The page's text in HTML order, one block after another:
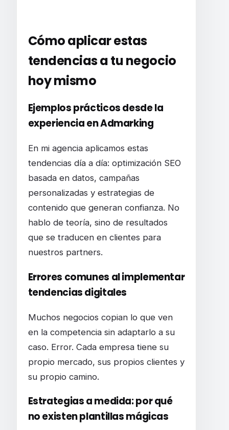
Cómo aplicar estas
tendencias a tu negocio
hoy mismo
Ejemplos prácticos desde la
experiencia en Admarking
En mi agencia aplicamos estas
tendencias día a día: optimización SEO
basada en datos, campañas
personalizadas y estrategias de
contenido que generan confianza. No
hablo de teoría, sino de resultados
que se traducen en clientes para
nuestros partners.
Errores comunes al implementar
tendencias digitales
Muchos negocios copian lo que ven
en la competencia sin adaptarlo a su
caso. Error. Cada empresa tiene su
propio mercado, sus propios clientes y
su propio camino.
Estrategias a medida: por qué
no existen plantillas mágicas